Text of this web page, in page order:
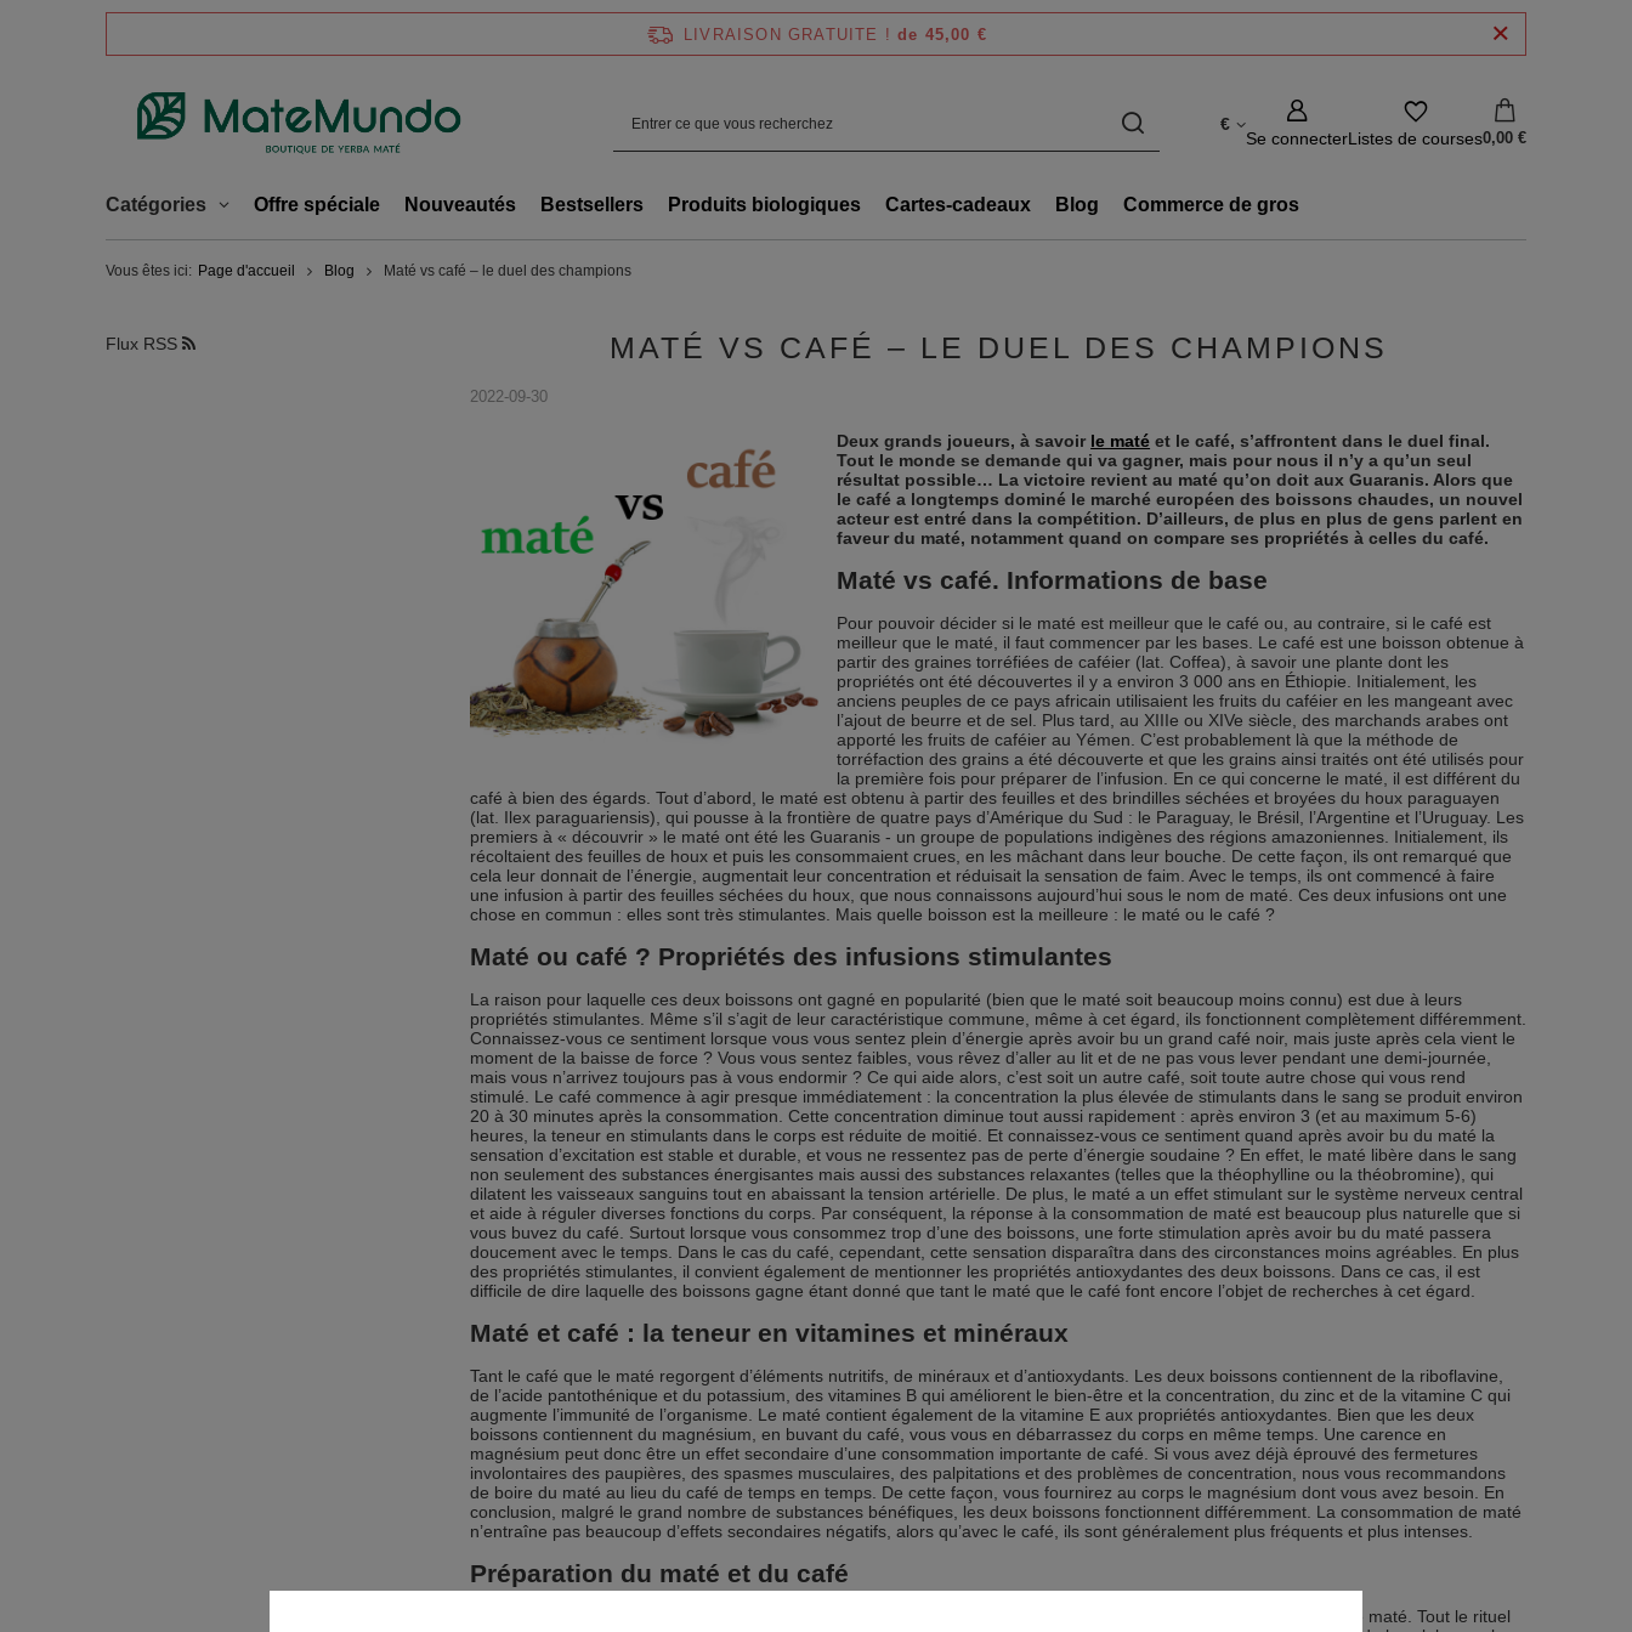
LIVRAISON GRATUITE ! de 45,00 €
€
Se connecterListes de courses0,00 €
Catégories Offre spéciale Nouveautés Bestsellers Produits biologiques Cartes-cadeaux Blog Commerce de gros
Vous êtes ici: Page d'accueil Blog Maté vs café – le duel des champions
Flux RSS MATÉ VS CAFÉ – LE DUEL DES CHAMPIONS
2022-09-30
Deux grands joueurs, à savoir le maté et le café, s’affrontent dans le duel final.
Tout le monde se demande qui va gagner, mais pour nous il n’y a qu’un seul
résultat possible… La victoire revient au maté qu’on doit aux Guaranis. Alors que
le café a longtemps dominé le marché européen des boissons chaudes, un nouvel
acteur est entré dans la compétition. D’ailleurs, de plus en plus de gens parlent en
faveur du maté, notamment quand on compare ses propriétés à celles du café.
Maté vs café. Informations de base
Pour pouvoir décider si le maté est meilleur que le café ou, au contraire, si le café est
meilleur que le maté, il faut commencer par les bases. Le café est une boisson obtenue à
partir des graines torréfiées de caféier (lat. Coffea), à savoir une plante dont les
propriétés ont été découvertes il y a environ 3 000 ans en Éthiopie. Initialement, les
anciens peuples de ce pays africain utilisaient les fruits du caféier en les mangeant avec
l’ajout de beurre et de sel. Plus tard, au XIIIe ou XIVe siècle, des marchands arabes ont
apporté les fruits de caféier au Yémen. C’est probablement là que la méthode de
torréfaction des grains a été découverte et que les grains ainsi traités ont été utilisés pour
la première fois pour préparer de l’infusion. En ce qui concerne le maté, il est différent du
café à bien des égards. Tout d’abord, le maté est obtenu à partir des feuilles et des brindilles séchées et broyées du houx paraguayen
(lat. Ilex paraguariensis), qui pousse à la frontière de quatre pays d’Amérique du Sud : le Paraguay, le Brésil, l’Argentine et l’Uruguay. Les
premiers à « découvrir » le maté ont été les Guaranis - un groupe de populations indigènes des régions amazoniennes. Initialement, ils
récoltaient des feuilles de houx et puis les consommaient crues, en les mâchant dans leur bouche. De cette façon, ils ont remarqué que
cela leur donnait de l’énergie, augmentait leur concentration et réduisait la sensation de faim. Avec le temps, ils ont commencé à faire
une infusion à partir des feuilles séchées du houx, que nous connaissons aujourd’hui sous le nom de maté. Ces deux infusions ont une
chose en commun : elles sont très stimulantes. Mais quelle boisson est la meilleure : le maté ou le café ?
Maté ou café ? Propriétés des infusions stimulantes
La raison pour laquelle ces deux boissons ont gagné en popularité (bien que le maté soit beaucoup moins connu) est due à leurs
propriétés stimulantes. Même s’il s’agit de leur caractéristique commune, même à cet égard, ils fonctionnent complètement différemment.
Connaissez-vous ce sentiment lorsque vous vous sentez plein d’énergie après avoir bu un grand café noir, mais juste après cela vient le
moment de la baisse de force ? Vous vous sentez faibles, vous rêvez d’aller au lit et de ne pas vous lever pendant une demi-journée,
mais vous n’arrivez toujours pas à vous endormir ? Ce qui aide alors, c’est soit un autre café, soit toute autre chose qui vous rend
stimulé. Le café commence à agir presque immédiatement : la concentration la plus élevée de stimulants dans le sang se produit environ
20 à 30 minutes après la consommation. Cette concentration diminue tout aussi rapidement : après environ 3 (et au maximum 5-6)
heures, la teneur en stimulants dans le corps est réduite de moitié. Et connaissez-vous ce sentiment quand après avoir bu du maté la
sensation d’excitation est stable et durable, et vous ne ressentez pas de perte d’énergie soudaine ? En effet, le maté libère dans le sang
non seulement des substances énergisantes mais aussi des substances relaxantes (telles que la théophylline ou la théobromine), qui
dilatent les vaisseaux sanguins tout en abaissant la tension artérielle. De plus, le maté a un effet stimulant sur le système nerveux central
et aide à réguler diverses fonctions du corps. Par conséquent, la réponse à la consommation de maté est beaucoup plus naturelle que si
vous buvez du café. Surtout lorsque vous consommez trop d’une des boissons, une forte stimulation après avoir bu du maté passera
doucement avec le temps. Dans le cas du café, cependant, cette sensation disparaîtra dans des circonstances moins agréables. En plus
des propriétés stimulantes, il convient également de mentionner les propriétés antioxydantes des deux boissons. Dans ce cas, il est
difficile de dire laquelle des boissons gagne étant donné que tant le maté que le café font encore l’objet de recherches à cet égard.
Maté et café : la teneur en vitamines et minéraux
Tant le café que le maté regorgent d’éléments nutritifs, de minéraux et d’antioxydants. Les deux boissons contiennent de la riboflavine,
de l’acide pantothénique et du potassium, des vitamines B qui améliorent le bien-être et la concentration, du zinc et de la vitamine C qui
augmente l’immunité de l’organisme. Le maté contient également de la vitamine E aux propriétés antioxydantes. Bien que les deux
boissons contiennent du magnésium, en buvant du café, vous vous en débarrassez du corps en même temps. Une carence en
magnésium peut donc être un effet secondaire d’une consommation importante de café. Si vous avez déjà éprouvé des fermetures
involontaires des paupières, des spasmes musculaires, des palpitations et des problèmes de concentration, nous vous recommandons
de boire du maté au lieu du café de temps en temps. De cette façon, vous fournirez au corps le magnésium dont vous avez besoin. En
conclusion, malgré le grand nombre de substances bénéfiques, les deux boissons fonctionnent différemment. La consommation de maté
n’entraîne pas beaucoup d’effets secondaires négatifs, alors qu’avec le café, ils sont généralement plus fréquents et plus intenses.
Préparation du maté et du café
Il faut admettre que le café est une boisson plus pratique et qu’il est beaucoup plus facile et rapide à préparer que le maté. Tout le rituel